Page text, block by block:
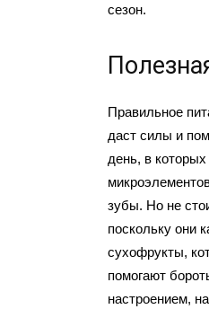
сезон.
Правильное
даст силы и
день, в
зубы. Но не
поскольку они
сухофрукты,
помогают
настроением,